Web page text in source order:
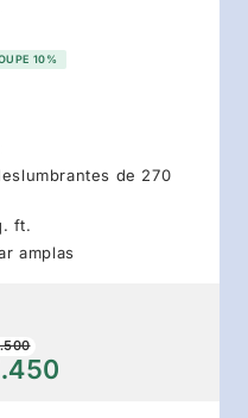
10%
de 270
ft.
amplas